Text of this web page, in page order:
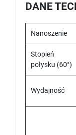
DANE
Nanoszenie
Stopień
połysku (60°)
Wydajność